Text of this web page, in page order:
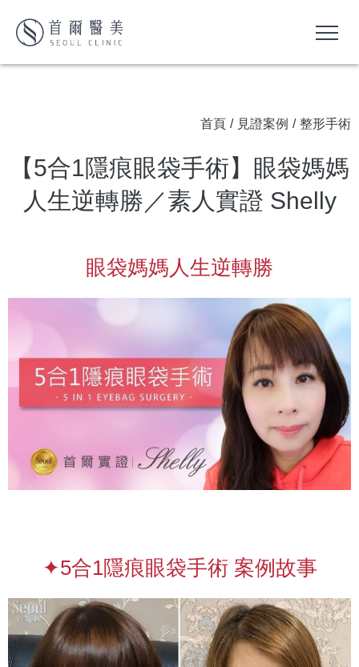
【5合1隱痕眼袋手術】眼袋媽媽
人生逆轉勝／素人實證 Shelly
首頁 / 見證案例 / 整形手術
眼袋媽媽人生逆轉勝
✦5合1隱痕眼袋手術 案例故事